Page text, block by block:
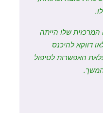
שלו הייתה
דווקא להיכנס
האפשרות לטיפול